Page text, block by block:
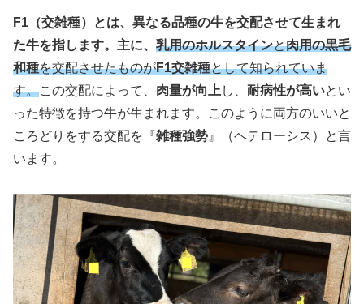
F1（交雑種）とは、異なる品種の牛を交配させて生まれ
た牛を指します。主に、 乳用のホルスタインと肉用の黒毛
和種を交配させたものがF1交雑種として知られていま
す。この交配によって、 肉量が向上 し、 耐病性が高いとい
った特徴を持つ牛が生まれます。このように両方のいいと
ころどりをする交配を『雑種強勢 』（ヘテローシス）と言
います。